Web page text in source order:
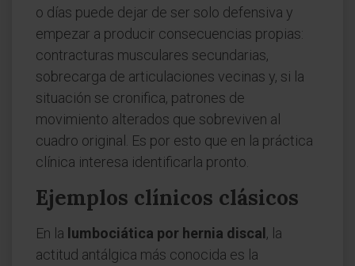
o días puede dejar de ser solo defensiva y
empezar a producir consecuencias propias:
contracturas musculares secundarias,
sobrecarga de articulaciones vecinas y, si la
situación se cronifica, patrones de
movimiento alterados que sobreviven al
cuadro original. Es por esto que en la práctica
clínica interesa identificarla pronto.
Ejemplos clínicos clásicos
En la lumbociática por hernia discal , la
actitud antálgica más conocida es la